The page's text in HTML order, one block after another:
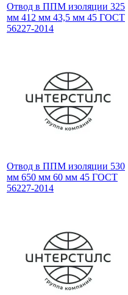
Отвод в ППМ изоляции 325
мм 412 мм 43,5 мм 45 ГОСТ
56227-2014
Отвод в ППМ изоляции 530
мм 650 мм 60 мм 45 ГОСТ
56227-2014